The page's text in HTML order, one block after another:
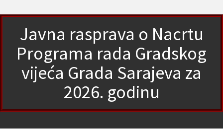
Javna rasprava o Nacrtu
Programa rada Gradskog
vijeća Grada Sarajeva za
2026. godinu